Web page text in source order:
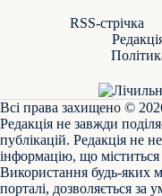
RSS-стрічка
Всі права захищено ©
Редакція не завжди
публікацій. Редакція не
інформацію, що
Використання будь-яких
порталі, дозволяється за